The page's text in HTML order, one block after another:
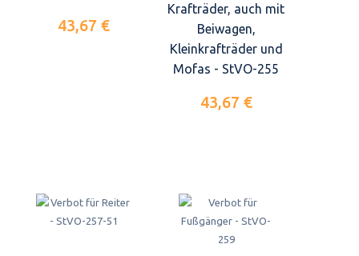
43,67 €
Krafträder, auch mit
Beiwagen,
Kleinkrafträder und
Mofas - StVO-255
43,67 €